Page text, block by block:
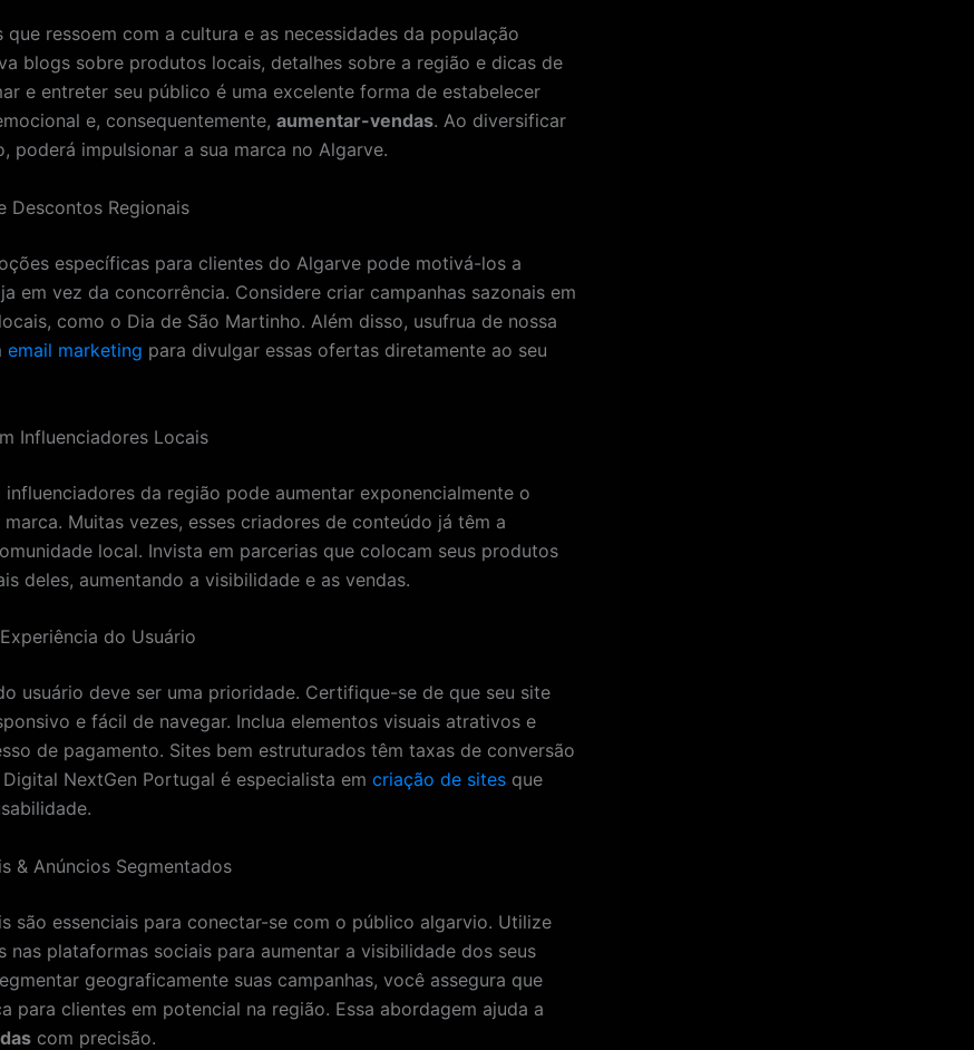
que ressoem com a cultura e as necessidades da população
blogs sobre produtos locais, detalhes sobre a região e dicas de
e entreter seu público é uma excelente forma de estabelecer
e, consequentemente, aumentar-vendas. Ao diversificar
poderá impulsionar a sua marca no Algarve.
Descontos Regionais
específicas para clientes do Algarve pode motivá-los a
em vez da concorrência. Considere criar campanhas sazonais em
como o Dia de São Martinho. Além disso, usufrua de nossa
email marketing para divulgar essas ofertas diretamente ao seu
Influenciadores Locais
da região pode aumentar exponencialmente o
marca. Muitas vezes, esses criadores de conteúdo já têm a
local. Invista em parcerias que colocam seus produtos
deles, aumentando a visibilidade e as vendas.
do Usuário
usuário deve ser uma prioridade. Certifique-se de que seu site
e fácil de navegar. Inclua elementos visuais atrativos e
de pagamento. Sites bem estruturados têm taxas de conversão
NextGen Portugal é especialista em criação de sites que
& Anúncios Segmentados
são essenciais para conectar-se com o público algarvio. Utilize
nas plataformas sociais para aumentar a visibilidade dos seus
geograficamente suas campanhas, você assegura que
para clientes em potencial na região. Essa abordagem ajuda a
com precisão.